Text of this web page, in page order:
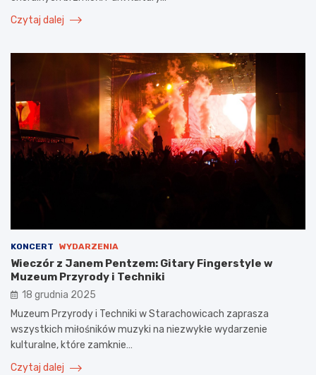
Czytaj dalej
KONCERT WYDARZENIA
Wieczór z Janem Pentzem: Gitary Fingerstyle w
Muzeum Przyrody i Techniki
18 grudnia 2025
Muzeum Przyrody i Techniki w Starachowicach zaprasza
wszystkich miłośników muzyki na niezwykłe wydarzenie
kulturalne, które zamknie…
Czytaj dalej